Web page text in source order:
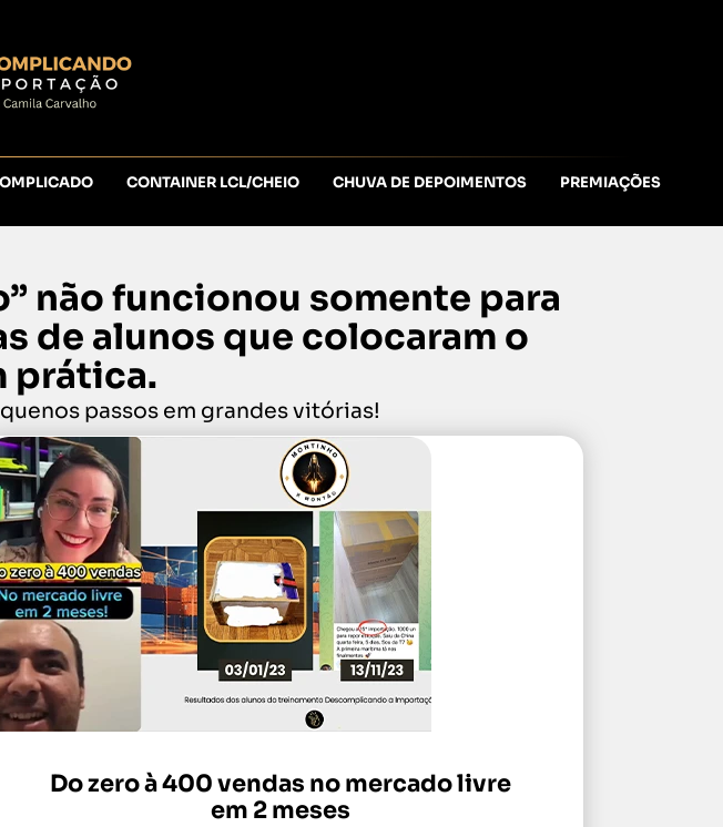
CONTAINER LCL/CHEIO CHUVA DE DEPOIMENTOS PREMIAÇÕES
não funcionou somente para
de alunos que colocaram o
prática.
passos em grandes vitórias!
Do zero à 400 vendas no mercado livre
em 2 meses